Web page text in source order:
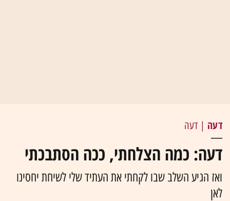
דעה | דעה
דעה: כמה הצלחתי, ככה הסתבכתי
ואז הגיע השלב שבו לקחתי את העתיד שלי לשיחת יחסינו
לאן